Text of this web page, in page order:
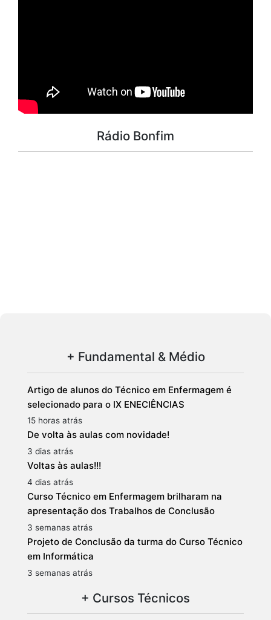
Rádio Bonfim
+ Fundamental & Médio
Artigo de alunos do Técnico em Enfermagem é
selecionado para o IX ENECIÊNCIAS
15 horas atrás
De volta às aulas com novidade!
3 dias atrás
Voltas às aulas!!!
4 dias atrás
Curso Técnico em Enfermagem brilharam na
apresentação dos Trabalhos de Conclusão
3 semanas atrás
Projeto de Conclusão da turma do Curso Técnico
em Informática
3 semanas atrás
+ Cursos Técnicos